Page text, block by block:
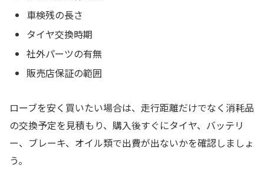
車検残の長さ
タイヤ交換時期
社外パーツの有無
販売店保証の範囲
ローブを安く買いたい場合は、走行距離だけでなく消耗品
の交換予定を見積もり、購入後すぐにタイヤ、バッテリ
ー、ブレーキ、オイル類で出費が出ないかを確認しましょ
う。